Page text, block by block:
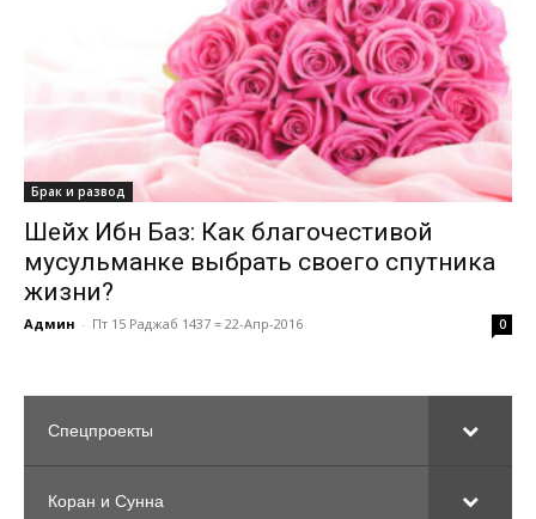
Брак и развод
Шейх Ибн Баз: Как благочестивой
мусульманке выбрать своего спутника
жизни?
Админ - Пт 15 Раджаб 1437 = 22-Апр-2016 0
Спецпроекты
Коран и Сунна